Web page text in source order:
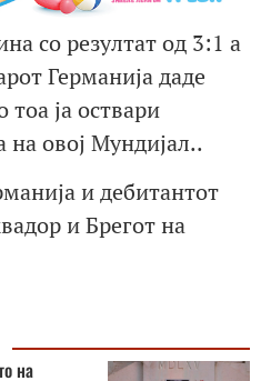
со резултат од 3:1 а
Германија даде
ја оствари
на овој Мундијал..
и дебитантот
и Брегот на
на